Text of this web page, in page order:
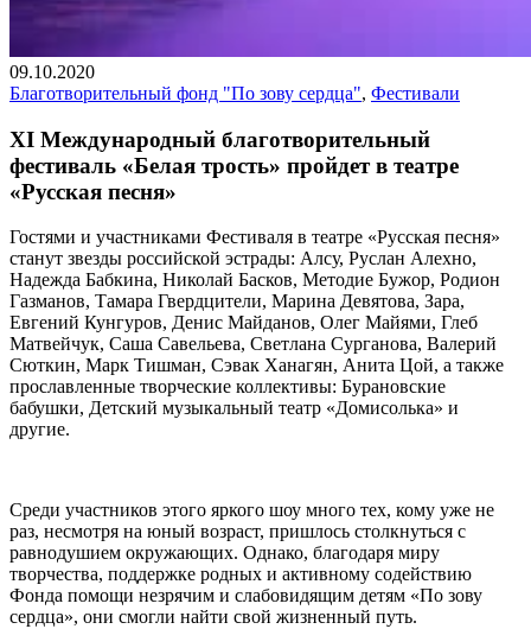
09.10.2020
Благотворительный фонд "По зову сердца", Фестивали
XI Международный благотворительный
фестиваль «Белая трость» пройдет в театре
«Русская песня»
Гостями и участниками Фестиваля в театре «Русская песня»
станут звезды российской эстрады: Алсу, Руслан Алехно,
Надежда Бабкина, Николай Басков, Методие Бужор, Родион
Газманов, Тамара Гвердцители, Марина Девятова, Зара,
Евгений Кунгуров, Денис Майданов, Олег Майями, Глеб
Матвейчук, Саша Савельева, Светлана Сурганова, Валерий
Сюткин, Марк Тишман, Сэвак Ханагян, Анита Цой, а также
прославленные творческие коллективы: Бурановские
бабушки, Детский музыкальный театр «Домисолька» и
другие.
Среди участников этого яркого шоу много тех, кому уже не
раз, несмотря на юный возраст, пришлось столкнуться с
равнодушием окружающих. Однако, благодаря миру
творчества, поддержке родных и активному содействию
Фонда помощи незрячим и слабовидящим детям «По зову
сердца», они смогли найти свой жизненный путь.